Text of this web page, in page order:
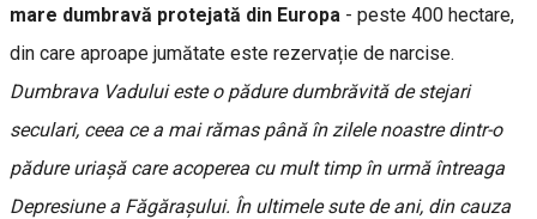
mare dumbravă protejată din Europa - peste 400 hectare,
din care aproape jumătate este rezervație de narcise.
Dumbrava Vadului este o pădure dumbrăvită de stejari
seculari, ceea ce a mai rămas până în zilele noastre dintr-o
pădure uriașă care acoperea cu mult timp în urmă întreaga
Depresiune a Făgărașului. În ultimele sute de ani, din cauza